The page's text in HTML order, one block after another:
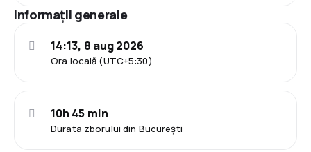
Informații generale
Ora locală (UTC+5:30)
14:13, 8 aug 2026
Durata zborului din București
10h 45 min